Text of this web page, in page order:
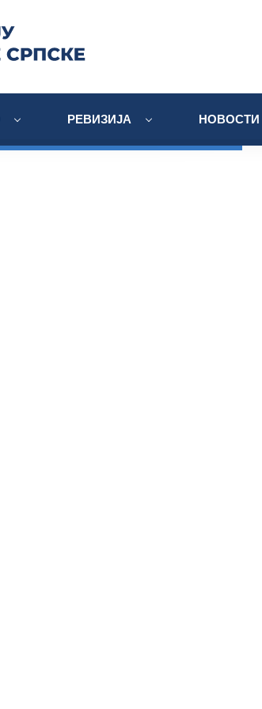
РЕВИЗИЈА НОВОСТИ